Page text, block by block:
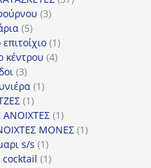
33
55
προϊόντα
11
προϊόν
κέντρου 44
33
προϊόντα
11
11
προϊόν
ΑΝΟΙΧΤΕΣ 11
προϊόν
ΜΟΝΕΣ 11
s/s 11
προϊόν
cocktail 11